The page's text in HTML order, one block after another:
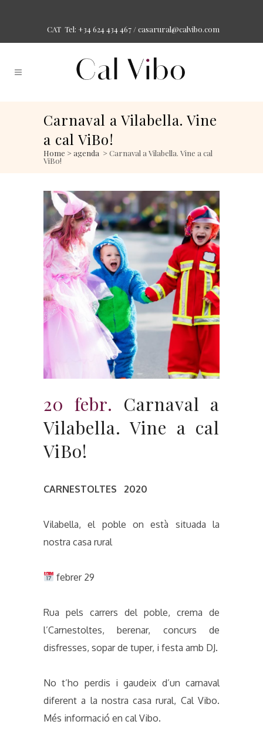
CAT Tel: +34 624 434 467 /casarural@calvibo.com
Carnaval a Vilabella. Vine
a cal ViBo!
Home >agenda >Carnaval a Vilabella. Vine a cal
ViBo!
20 febr. Carnaval a
Vilabella. Vine a cal
ViBo!
CARNESTOLTES 2020
Vilabella, el poble on està situada la
nostra casa rural
febrer 29
Rua pels carrers del poble, crema de
l’Carnestoltes, berenar, concurs de
disfresses, sopar de tuper, i festa amb DJ.
No t’ho perdis i gaudeix d’un carnaval
diferent a la nostra casa rural, Cal Vibo.
Més informació en cal Vibo.